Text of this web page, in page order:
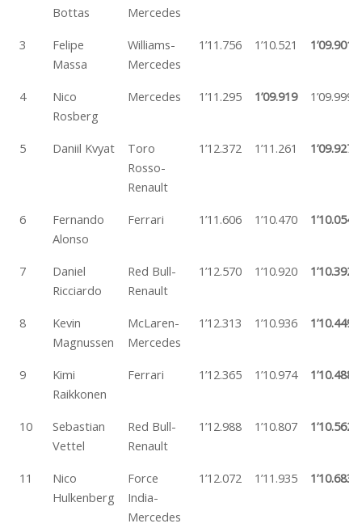
Bottas
Mercedes
3
Felipe
Massa
Williams-
Mercedes
1’11.756 1’10.521 1’09.901
4
Nico
Rosberg
Mercedes 1’11.295 1’09.919 1’09.999
5 Daniil Kvyat
Toro
Rosso-
Renault
1’12.372 1’11.261 1’09.927
6
Fernando
Alonso
Ferrari 1’11.606 1’10.470 1’10.054
7
Daniel
Ricciardo
Red Bull-
Renault
1’12.570 1’10.920 1’10.392
8
Kevin
Magnussen
McLaren-
Mercedes
1’12.313 1’10.936 1’10.449
9
Kimi
Raikkonen
Ferrari 1’12.365 1’10.974 1’10.488
10
Sebastian
Vettel
Red Bull-
Renault
1’12.988 1’10.807 1’10.562
11
Nico
Hulkenberg
Force
India-
Mercedes
1’12.072 1’11.935 1’10.683